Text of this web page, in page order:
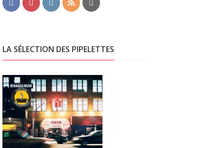
LA SÉLECTION DES PIPELETTES